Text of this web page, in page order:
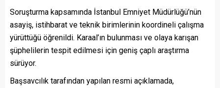
Soruşturma kapsamında İstanbul Emniyet Müdürlüğü’nün
asayiş, istihbarat ve teknik birimlerinin koordineli çalışma
yürüttüğü öğrenildi. Karaal’ın bulunması ve olaya karışan
şüphelilerin tespit edilmesi için geniş çaplı araştırma
sürüyor.
Başsavcılık tarafından yapılan resmi açıklamada,